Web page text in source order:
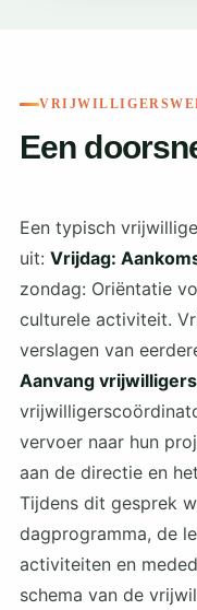
Een
Een typisch
uit: Vrijdag:
zondag: Oriëntatie
culturele activiteit.
verslagen van
Aanvang
vervoer naar hun
aan de directie en
Tijdens dit gesprek
dagprogramma, de
activiteiten en
schema van de